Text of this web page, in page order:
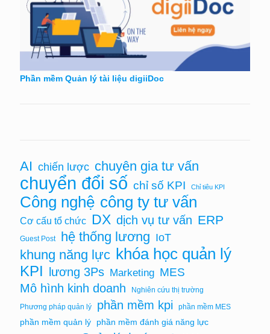
Phần mềm Quản lý tài liệu digiiDoc
AI chiến lược chuyên gia tư vấn
chuyển đổi số chỉ số KPI Chỉ tiêu KPI
Công nghệ công ty tư vấn
Cơ cấu tổ chức DX dịch vụ tư vấn ERP
Guest Post hệ thống lương IoT
khung năng lực khóa học quản lý
KPI lương 3Ps Marketing MES
Mô hình kinh doanh
Nghiên cứu thị trường
Phương pháp quản lý
phần mềm kpi phần mềm MES
phần mềm quản lý phần mềm đánh giá năng lực